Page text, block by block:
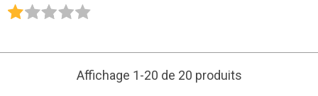
Affichage 1-20 de 20 produits